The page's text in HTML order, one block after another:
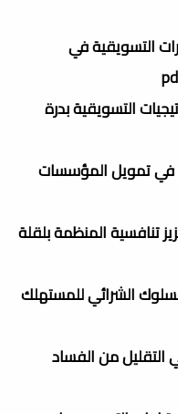
التسويقية في
التسويقية بدرة
في تمويل المؤسسات
تنافسية المنظمة بلقلة
الشرائي للمستهلك
التقليل من الفساد